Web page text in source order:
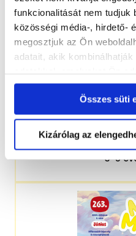
funkcionalitását nem tudjuk
közösségi média-, hirdető-
megosztjuk az Ön
adatait, akik
Ön által használt más
Összes süti
Kizárólag az
3-5